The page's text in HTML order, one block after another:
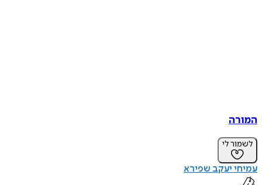
המורה
לשמור לי
עמיחי יעקב שפירא